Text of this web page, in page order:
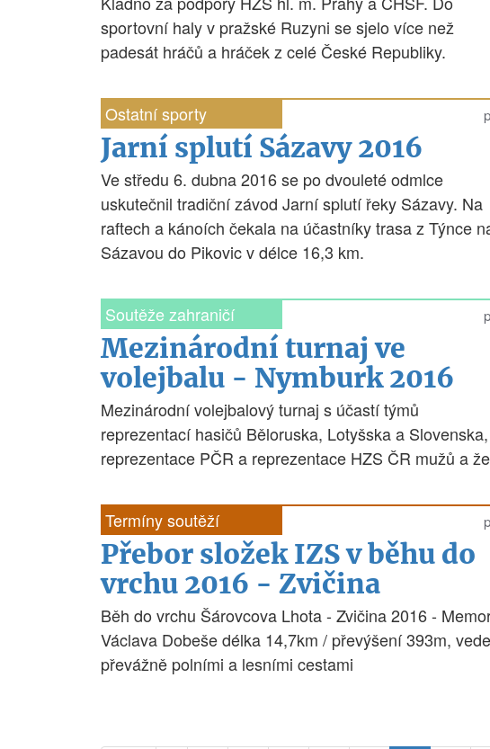
sportovní haly v pražské Ruzyni se sjelo více než
padesát hráčů a hráček z celé České Republiky.
Ostatní sporty
Jarní splutí Sázavy 2016
Ve středu 6. dubna 2016 se po dvouleté odmlce
uskutečnil tradiční závod Jarní splutí řeky Sázavy. Na
raftech a kánoích čekala na účastníky trasa z Týnce
Sázavou do Pikovic v délce 16,3 km.
Soutěže zahraničí
Mezinárodní turnaj ve
volejbalu - Nymburk 2016
Mezinárodní volejbalový turnaj s účastí týmů
reprezentací hasičů Běloruska, Lotyšska a Slovenska,
reprezentace PČR a reprezentace HZS ČR mužů a
Termíny soutěží
Přebor složek IZS v běhu do
vrchu 2016 - Zvičina
Běh do vrchu Šárovcova Lhota - Zvičina 2016 -
Václava Dobeše délka 14,7km / převýšení 393m, vede
převážně polními a lesními cestami